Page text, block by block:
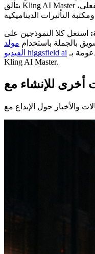
يتألق Kling AI Master بقدرته على العرض في الوقت الفعلي،
بالجملة باستخدام مولد
الفيديو higgsfield aiإلى التجارب المباشرة والتفاعلية المدعومة بـ
Kling AI Master.